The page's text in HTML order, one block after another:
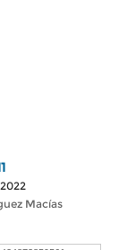
Macías